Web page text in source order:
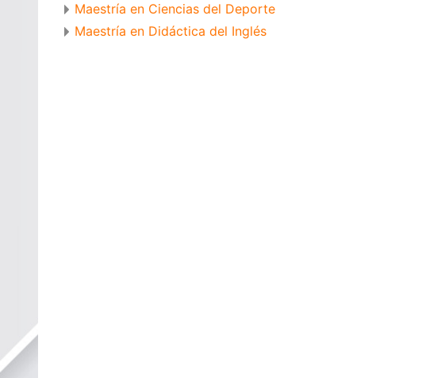
Maestría en Ciencias del Deporte
Maestría en Didáctica del Inglés